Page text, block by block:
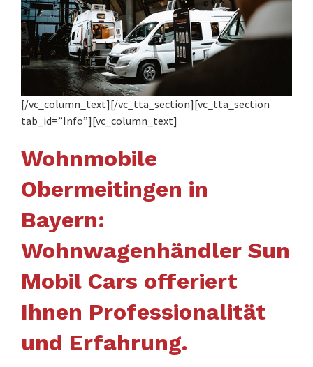
[/vc_column_text][/vc_tta_section][vc_tta_section
tab_id=”Info”][vc_column_text]
Wohnmobile
Obermeitingen in
Bayern:
Wohnwagenhändler Sun
Mobil Cars offeriert
Ihnen Professionalität
und Erfahrung.